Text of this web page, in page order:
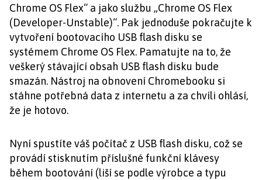
Chrome OS Flex“ a jako službu „Chrome OS Flex
(Developer-Unstable)“. Pak jednoduše pokračujte k
vytvoření bootovacího USB flash disku se
systémem Chrome OS Flex. Pamatujte na to, že
veškerý stávající obsah USB flash disku bude
smazán. Nástroj na obnovení Chromebooku si
stáhne potřebná data z internetu a za chvíli ohlásí,
že je hotovo.
Nyní spustíte váš počítač z USB flash disku, což se
provádí stisknutím příslušné funkční klávesy
během bootování (liší se podle výrobce a typu